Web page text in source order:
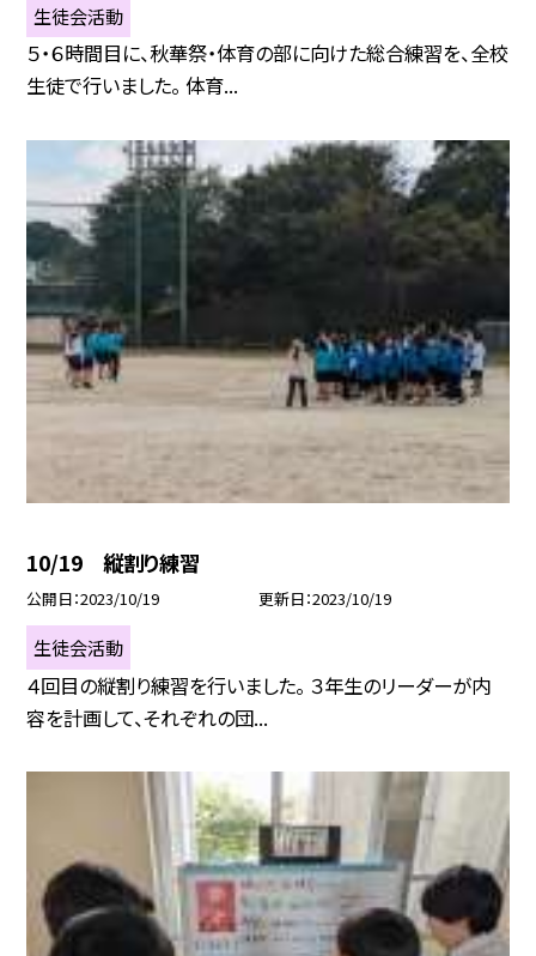
生徒会活動
５・６時間目に、秋華祭・体育の部に向けた総合練習を、全校
生徒で行いました。 体育...
10/19 縦割り練習
公開日 2023/10/19 更新日 2023/10/19
生徒会活動
４回目の縦割り練習を行いました。 ３年生のリーダーが内
容を計画して、それぞれの団...